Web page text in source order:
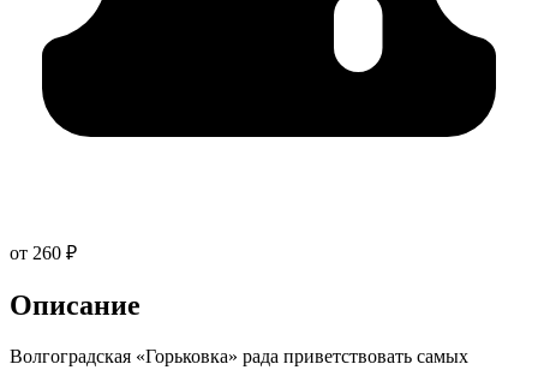
от 260 ₽
Описание
Волгоградская «Горьковка» рада приветствовать самых